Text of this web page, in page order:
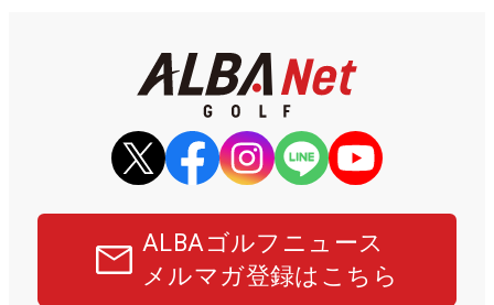
ALBAゴルフニュース
メルマガ登録はこちら